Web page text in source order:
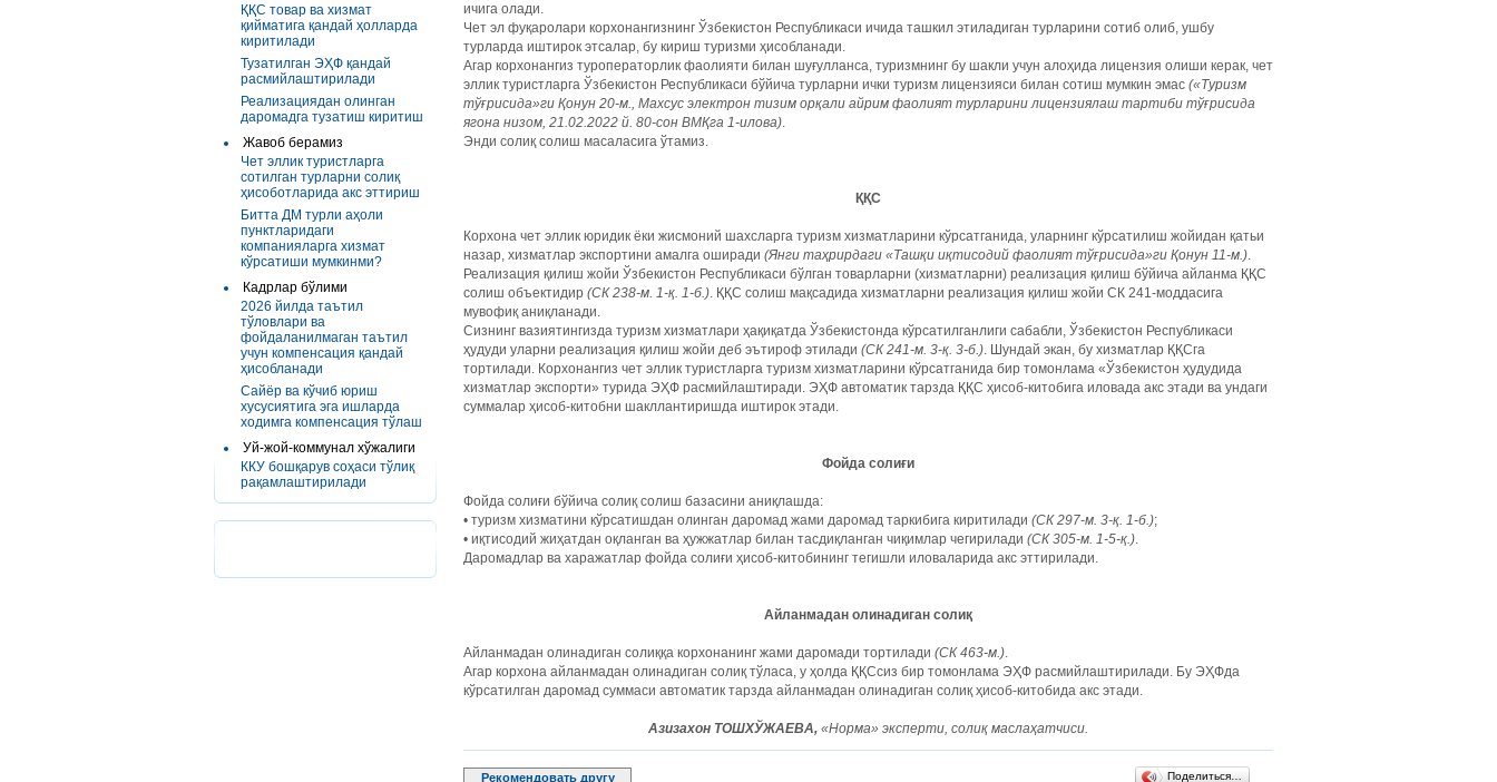
ҚҚС товар ва хизмат
қийматига қандай ҳолларда
киритилади
Тузатилган ЭҲФ қандай
расмийлаштирилади
Реализациядан олинган
даромадга тузатиш киритиш
Жавоб берамиз
Чет эллик туристларга
сотилган турларни солиқ
ҳисоботларида акс эттириш
Битта ДМ турли аҳоли
пунктларидаги
компанияларга хизмат
кўрсатиши мумкинми?
Кадрлар бўлими
2026 йилда таътил
тўловлари ва
фойдаланилмаган таътил
учун компенсация қандай
ҳисобланади
Сайёр ва кўчиб юриш
хусусиятига эга ишларда
ходимга компенсация тўлаш
Уй-жой-коммунал хўжалиги
ККУ бошқарув соҳаси тўлиқ
рақамлаштирилади
ичига олади.
Чет эл фуқаролари корхонангизнинг Ўзбекистон Республикаси ичида ташкил этиладиган турларини сотиб олиб, ушбу
турларда иштирок этсалар, бу кириш туризми ҳисобланади.
Агар корхонангиз туроператорлик фаолияти билан шуғулланса, туризмнинг бу шакли учун алоҳида лицензия олиши керак, чет
эллик туристларга Ўзбекистон Республикаси бўйича турларни ички туризм лицензияси билан сотиш мумкин эмас («Туризм
тўғрисида»ги Қонун 20-м., Махсус электрон тизим орқали айрим фаолият турларини лицензиялаш тартиби тўғрисида
ягона низом, 21.02.2022 й. 80-сон ВМҚга 1-илова).
Энди солиқ солиш масаласига ўтамиз.
ҚҚС
Корхона чет эллик юридик ёки жисмоний шахсларга туризм хизматларини кўрсатганида, уларнинг кўрсатилиш жойидан қатьи
назар, хизматлар экспортини амалга оширади (Янги таҳрирдаги «Ташқи иқтисодий фаолият тўғрисида»ги Қонун 11-м.).
Реализация қилиш жойи Ўзбекистон Республикаси бўлган товарларни (хизматларни) реализация қилиш бўйича айланма ҚҚС
солиш объектидир (СК ­238-м. 1-қ. 1-б.). ҚҚС солиш мақсадида хизматларни реализация қилиш жойи СК 241-моддасига
мувофиқ аниқланади.
Сизнинг вазиятингизда туризм хизматлари ҳақиқатда Ўзбекистонда кўрсатилганлиги сабабли, Ўзбекистон Республикаси
ҳудуди уларни реализация қилиш жойи деб эътироф этилади (СК 241-м. 3-қ. 3-б.). Шундай экан, бу хизматлар ҚҚСга
тортилади. Корхонангиз чет эллик туристларга туризм хизматларини кўрсатганида бир томонлама «Ўзбекистон ҳудудида
хизматлар экспорти» турида ЭҲФ расмийлаштиради. ЭҲФ автоматик тарзда ҚҚС ҳисоб-китобига иловада акс этади ва ундаги
суммалар ҳисоб-китобни шакллантиришда иштирок этади.
Фойда солиғи
Фойда солиғи бўйича солиқ солиш базасини аниқлашда:
• туризм хизматини кўрсатишдан олинган даромад жами даромад таркибига киритилади (СК 297-м. 3-қ. 1-б.);
• иқтисодий жиҳатдан оқланган ва ҳужжатлар билан тасдиқланган чиқимлар чегирилади (СК 305-м. 1-5-қ.).
Даромадлар ва харажатлар фойда солиғи ҳисоб-китобининг тегишли иловаларида акс эттирилади.
Айланмадан олинадиган солиқ
Айланмадан олинадиган солиққа корхонанинг жами даромади тортилади (СК 463-м.).
Агар корхона айланмадан олинадиган солиқ тўласа, у ҳолда ҚҚСсиз бир томонлама ЭҲФ расмийлаштирилади. Бу ЭҲФда
кўрсатилган даромад суммаси автоматик тарзда айланмадан олинадиган солиқ ҳисоб-китобида акс этади.
Азизахон ТОШХЎЖАЕВА, «Норма» эксперти, солиқ маслаҳатчиси.
Рекомендовать другу Поделиться…